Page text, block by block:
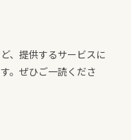
、提供するサービスに
。ぜひご一読くださ